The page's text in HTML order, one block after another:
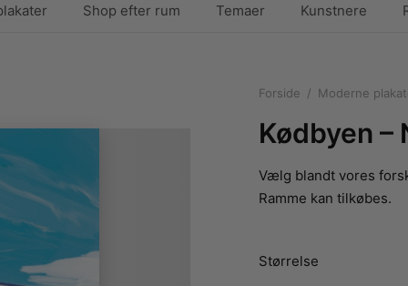
Shop efter rum Temaer Kunstnere
Forside / Moderne
Kødbyen –
Vælg blandt vores
Ramme kan tilkøbes.
Størrelse